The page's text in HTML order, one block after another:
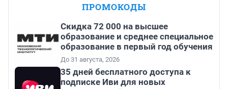
ПРОМОКОДЫ
Скидка 72 000 на высшее
образование и среднее специальное
образование в первый год обучения
До 31 августа, 2026
35 дней бесплатного доступа к
подписке Иви для новых